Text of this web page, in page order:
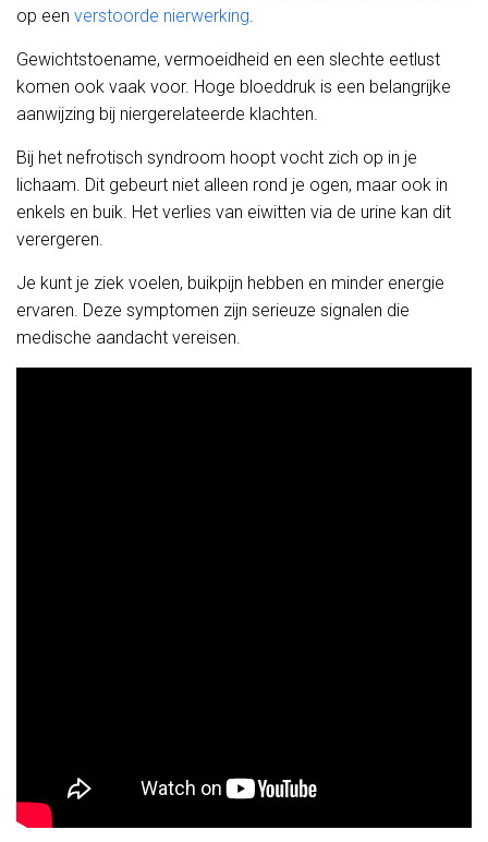
op een verstoorde nierwerking
Gewichtstoename, vermoeidheid en een slechte eetlust
komen ook vaak voor. Hoge bloeddruk is een belangrijke
aanwijzing bij niergerelateerde klachten.
Bij het nefrotisch syndroom hoopt vocht zich op in je
lichaam. Dit gebeurt niet alleen rond je ogen, maar ook in
enkels en buik. Het verlies van eiwitten via de urine kan dit
verergeren.
Je kunt je ziek voelen, buikpijn hebben en minder energie
ervaren. Deze symptomen zijn serieuze signalen die
medische aandacht vereisen.